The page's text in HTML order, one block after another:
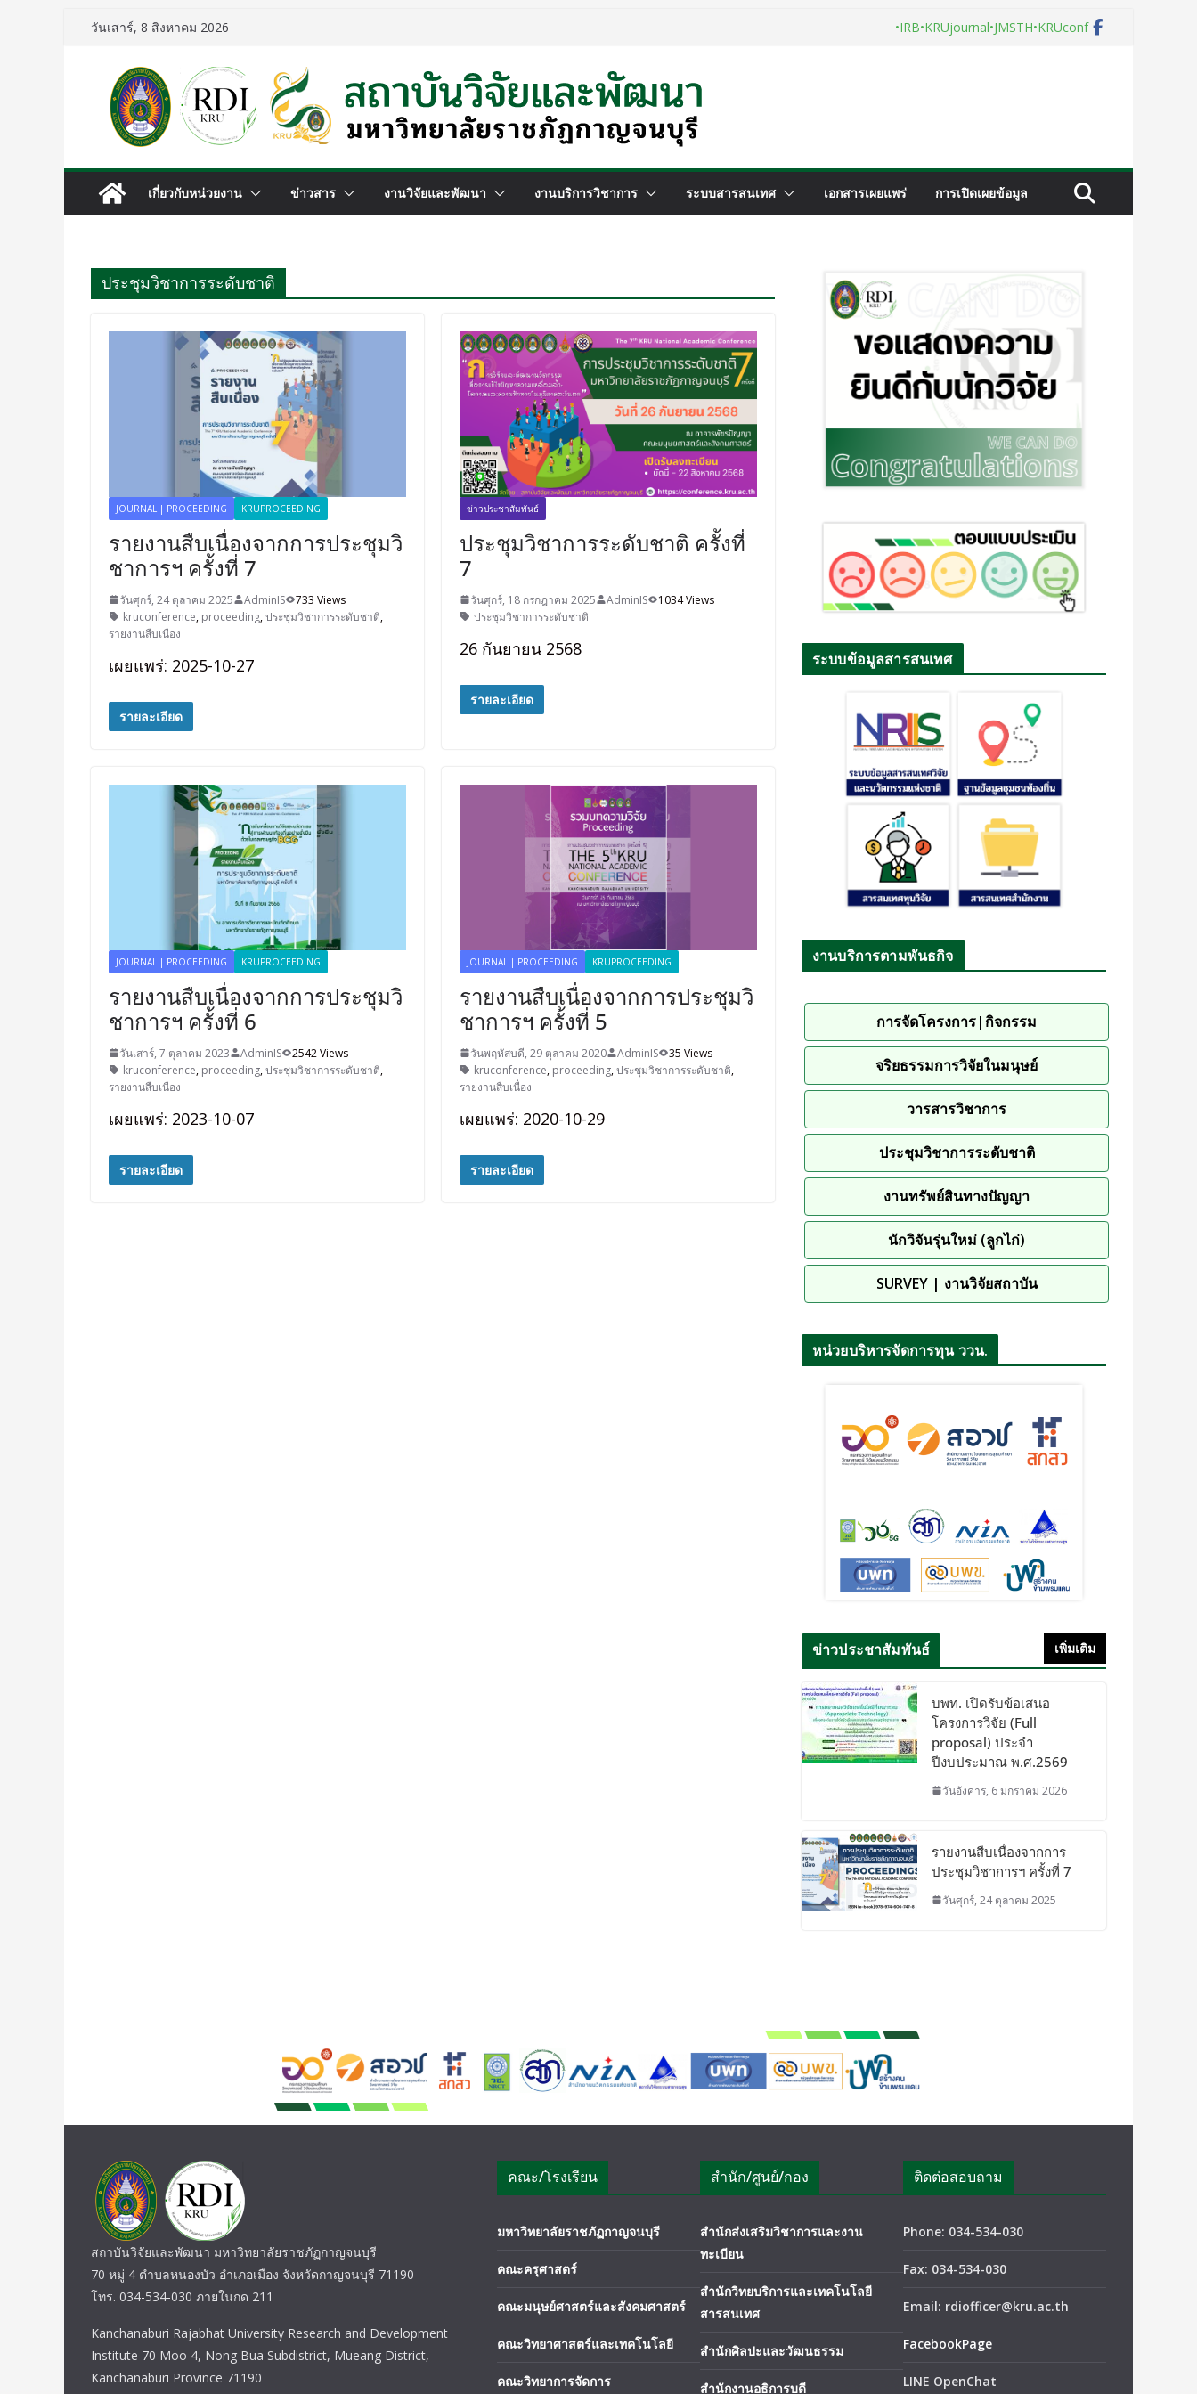
วันเสาร์, 8 สิงหาคม 2026 •IRB•KRUjournal•JMSTH•KRUconf
เกี่ยวกับหน่วยงาน ข่าวสาร งานวิจัยและพัฒนา งานบริการวิชาการ ระบบสารสนเทศ เอกสารเผยแพร่ การเปิดเผยข้อมูล
ประชุมวิชาการระดับชาติ
JOURNAL | PROCEEDING KRUPROCEEDING
รายงานสืบเนื่องจากการประชุมวิ
ชาการฯ ครั้งที่ 7
วันศุกร์, 24 ตุลาคม 2025 AdminIS
733 Views
kruconference, proceeding,ประชุมวิชาการระดับชาติ,
รายงานสืบเนื่อง
เผยแพร่: 2025-10-27
รายละเอียด
ข่าวประชาสัมพันธ์
ประชุมวิชาการระดับชาติ ครั้งที่
7
วันศุกร์, 18 กรกฎาคม 2025 AdminIS
1034 Views
ประชุมวิชาการระดับชาติ
26 กันยายน 2568
รายละเอียด
JOURNAL | PROCEEDING KRUPROCEEDING
รายงานสืบเนื่องจากการประชุมวิ
ชาการฯ ครั้งที่ 6
วันเสาร์, 7 ตุลาคม 2023 AdminIS
2542 Views
kruconference, proceeding,ประชุมวิชาการระดับชาติ,
รายงานสืบเนื่อง
เผยแพร่: 2023-10-07
รายละเอียด
JOURNAL | PROCEEDING KRUPROCEEDING
รายงานสืบเนื่องจากการประชุมวิ
ชาการฯ ครั้งที่ 5
วันพฤหัสบดี, 29 ตุลาคม 2020 AdminIS
35 Views
kruconference, proceeding,ประชุมวิชาการระดับชาติ,
รายงานสืบเนื่อง
เผยแพร่: 2020-10-29
รายละเอียด
ระบบข้อมูลสารสนเทศ
งานบริการตามพันธกิจ
การจัดโครงการ|กิจกรรม
จริยธรรมการวิจัยในมนุษย์
วารสารวิชาการ
ประชุมวิชาการระดับชาติ
งานทรัพย์สินทางปัญญา
นักวิจันรุ่นใหม่ (ลูกไก่)
SURVEY | งานวิจัยสถาบัน
หน่วยบริหารจัดการทุน ววน.
ข่าวประชาสัมพันธ์ เพิ่มเติม
บพท. เปิดรับข้อเสนอ
โครงการวิจัย (Full
proposal) ประจำ
ปีงบประมาณ พ.ศ.2569
วันอังคาร, 6 มกราคม 2026
รายงานสืบเนื่องจากการ
ประชุมวิชาการฯ ครั้งที่ 7
วันศุกร์, 24 ตุลาคม 2025
สถาบันวิจัยและพัฒนา มหาวิทยาลัยราชภัฏกาญจนบุรี
70 หมู่ 4 ตำบลหนองบัว อำเภอเมือง จังหวัดกาญจนบุรี 71190
โทร. 034-534-030 ภายในกด 211
Kanchanaburi Rajabhat University Research and Development
Institute 70 Moo 4, Nong Bua Subdistrict, Mueang District,
Kanchanaburi Province 71190
คณะ/โรงเรียน
มหาวิทยาลัยราชภัฏกาญจนบุรี
คณะครุศาสตร์
คณะมนุษย์ศาสตร์และสังคมศาสตร์
คณะวิทยาศาสตร์และเทคโนโลยี
คณะวิทยาการจัดการ
สำนัก/ศูนย์/กอง
สำนักส่งเสริมวิชาการและงาน
ทะเบียน
สำนักวิทยบริการและเทคโนโลยี
สารสนเทศ
สำนักศิลปะและวัฒนธรรม
สำนักงานอธิการบดี
ติดต่อสอบถาม
Phone: 034-534-030
Fax: 034-534-030
Email: rdiofficer@kru.ac.th
FacebookPage
LINE OpenChat